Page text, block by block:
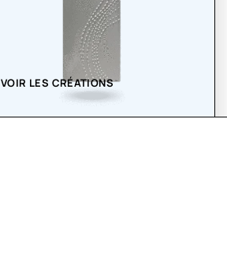
ACHETEZ MAINTENANT